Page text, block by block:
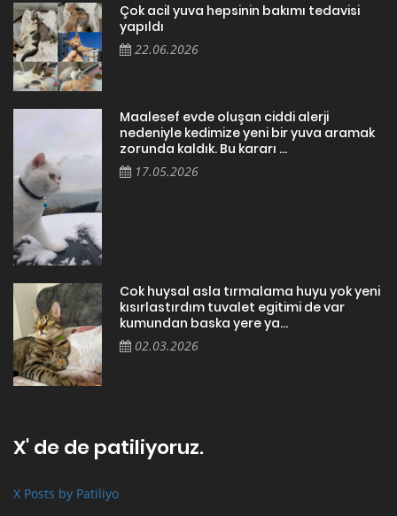
Çok acil yuva hepsinin bakımı tedavisi
yapıldı
22.06.2026
Maalesef evde oluşan ciddi alerji
nedeniyle kedimize yeni bir yuva aramak
zorunda kaldık. Bu kararı ...
17.05.2026
Cok huysal asla tırmalama huyu yok yeni
kısırlastırdım tuvalet egitimi de var
kumundan baska yere ya...
02.03.2026
X' de de patiliyoruz.
X Posts by Patiliyo